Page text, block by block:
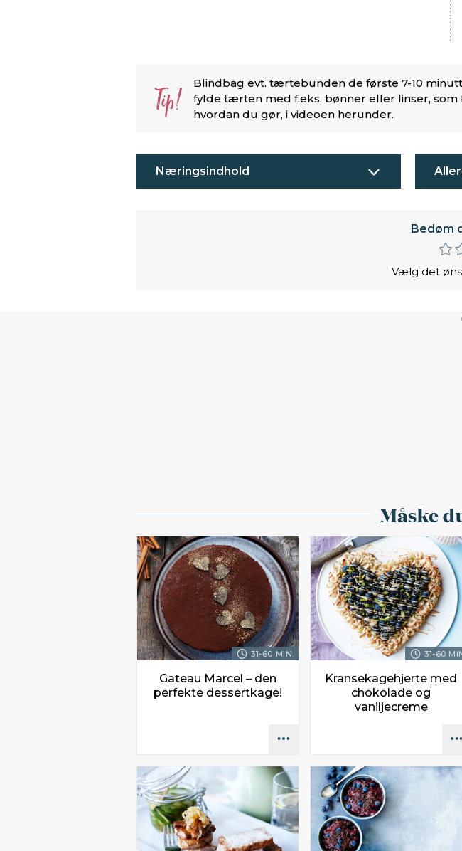
Tip!
Blindbag evt. tærtebunden de første 7-10
fylde tærten med f.eks. bønner eller linser, som
hvordan du gør, i videoen herunder.
Næringsindhold
Bedøm
Vælg det
Måske
31-60 MIN.
Gateau Marcel – den
perfekte dessertkage!
31-60
Kransekagehjerte med
chokolade og
vaniljecreme